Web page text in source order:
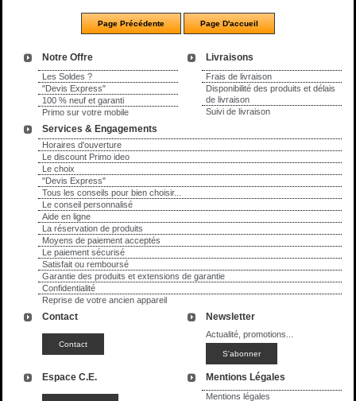
Notre Offre
Les Soldes ?
"Devis Express"
100 % neuf et garanti
Primo sur votre mobile
Livraisons
Frais de livraison
Disponibilité des produits et délais
de livraison
Suivi de livraison
Services & Engagements
Horaires d'ouverture
Le discount Primo ideo
Le choix
"Devis Express"
Tous les conseils pour bien choisir...
Le conseil personnalisé
Aide en ligne
La réservation de produits
Moyens de paiement acceptés
Le paiement sécurisé
Satisfait ou remboursé
Garantie des produits et extensions de garantie
Confidentialité
Reprise de votre ancien appareil
Contact Newsletter
Actualité, promotions...
Espace C.E. Mentions Légales
Mentions légales